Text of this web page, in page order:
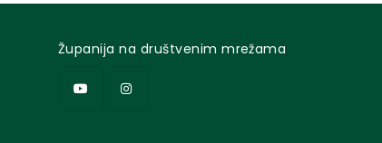
Županija na društvenim mrežama